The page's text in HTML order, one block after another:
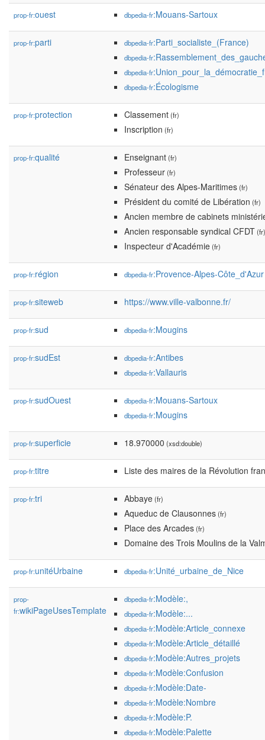
prop-fr:ouest dbpedia-fr:Mouans-Sartoux
prop-fr:parti dbpedia-fr:Parti_socialiste_(France)
dbpedia-fr
dbpedia-fr
dbpedia-fr:Écologisme
prop-fr:protection Classement(fr)
Inscription (fr)
prop-fr:qualité Enseignant(fr)
Professeur(fr)
Sénateur des Alpes-Maritimes(fr)
Président du comité de Libération (fr)
Ancien membre de cabinets
Ancien responsable syndical CFDT(fr)
Inspecteur d'Académie(fr)
prop-fr:région dbpedia-fr:Provence-Alpes-Côte_d'Azur
prop-fr:siteweb https://www.ville-valbonne.fr/
prop-fr:sud dbpedia-fr:Mougins
prop-fr:sudEst dbpedia-fr:Antibes
dbpedia-fr:Vallauris
prop-fr:sudOuest dbpedia-fr:Mouans-Sartoux
dbpedia-fr:Mougins
prop-fr:superficie 18.970000 (xsd:double)
prop-fr:titre Liste des maires de la Révolution
prop-fr:tri Abbaye(fr)
Aqueduc de Clausonnes(fr)
Place des Arcades(fr)
Domaine des Trois Moulins de la
prop-fr:unitéUrbaine dbpedia-fr:Unité_urbaine_de_Nice
prop-
fr:wikiPageUsesTemplate
dbpedia-fr:Modèle:,
dbpedia-fr:Modèle:...
dbpedia-fr:Modèle:Article_connexe
dbpedia-fr:Modèle:Article_détaillé
dbpedia-fr:Modèle:Autres_projets
dbpedia-fr:Modèle:Confusion
dbpedia-fr:Modèle:Date-
dbpedia-fr:Modèle:Nombre
dbpedia-fr:Modèle:P.
dbpedia-fr:Modèle:Palette